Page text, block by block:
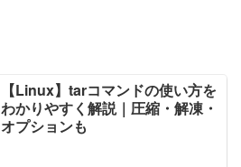
【Linux】tarコマンドの使い方を
わかりやすく解説｜圧縮・解凍・
オプションも